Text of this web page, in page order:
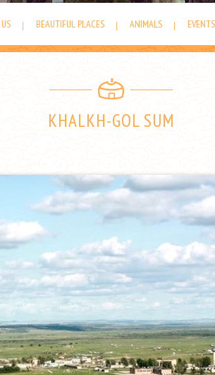
BEAUTIFUL PLACES ANIMALS EVENTS
KHALKH-GOL SUM